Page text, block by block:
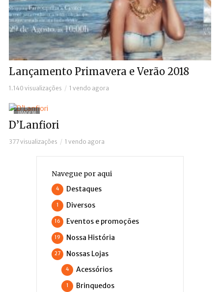
Lançamento Primavera e Verão 2018
1.140 visualizações 1 vendo agora
IMAGEM
D’Lanfiori
377 visualizações 1 vendo agora
Navegue por aqui
Destaques
4
Diversos
1
Eventos e promoções
16
Nossa História
19
Nossas Lojas
27
Acessórios
4
Brinquedos
1